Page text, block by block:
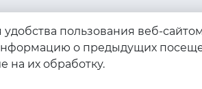
грани,
пользования веб-
о предыдущих
на их обработку.